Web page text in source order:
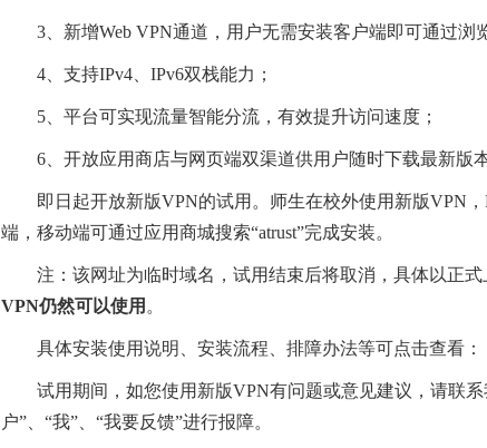
3、新增Web VPN通道，用户无需安装客户端即可通过浏
4、支持IPv4、IPv6双栈能力；
5、平台可实现流量智能分流，有效提升访问速度；
6、开放应用商店与网页端双渠道供用户随时下载最新版本
即日起开放新版VPN的试用。师生在校外使用新版VPN
端，移动端可通过应用商城搜索“atrust”完成安装。
注：该网址为临时域名，试用结束后将取消，具体以正
VPN仍然可以使用 。
具体安装使用说明、安装流程、排障办法等可点击查看：
试用期间，如您使用新版VPN有问题或意见建议，请联
户”、“我”、“我要反馈”进行报障。